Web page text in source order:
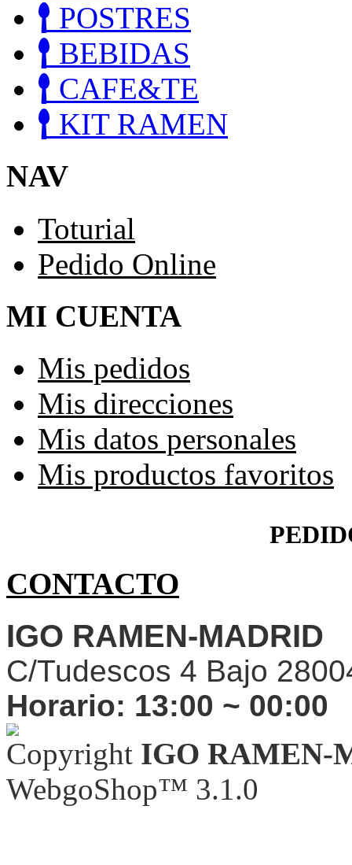
POSTRES
BEBIDAS
CAFE&TE
KIT RAMEN
NAV
Toturial
Pedido Online
MI CUENTA
Mis pedidos
Mis direcciones
Mis datos personales
Mis productos favoritos
CONTACTO
IGO RAMEN-MADRID
C/Tudescos 4 Bajo
Horario: 13:00 ~ 00:00
Copyright IGO RAMEN-
WebgoShop™ 3.1.0